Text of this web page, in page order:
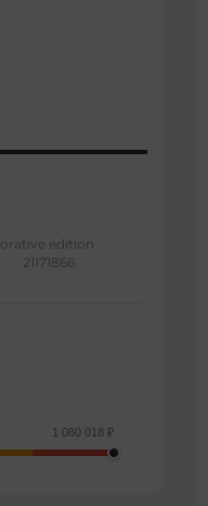
edition
21171866
1 080 018 ₽